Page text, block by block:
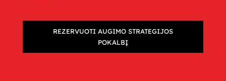
REZERVUOTI AUGIMO STRATEGIJOS
POKALBĮ